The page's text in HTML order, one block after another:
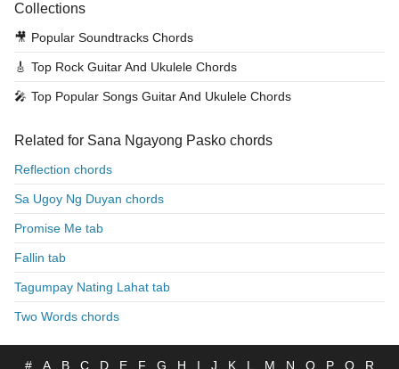
Collections
🎥 Popular Soundtracks Chords
🎸 Top Rock Guitar And Ukulele Chords
🎤 Top Popular Songs Guitar And Ukulele Chords
Related for Sana Ngayong Pasko chords
Reflection chords
Sa Ugoy Ng Duyan chords
Promise Me tab
Fallin tab
Tagumpay Nating Lahat tab
Two Words chords
# A B C D E F G H I J K L M N O P Q R